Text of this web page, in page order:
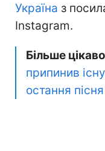
Україна з
Instagram.
Більше
припинив
остання пісня